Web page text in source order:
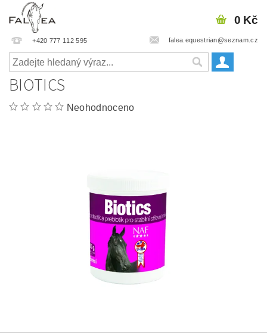
+420 777 112 595 falea.equestrian@seznam.cz
0 Kč
BIOTICS
Neohodnoceno